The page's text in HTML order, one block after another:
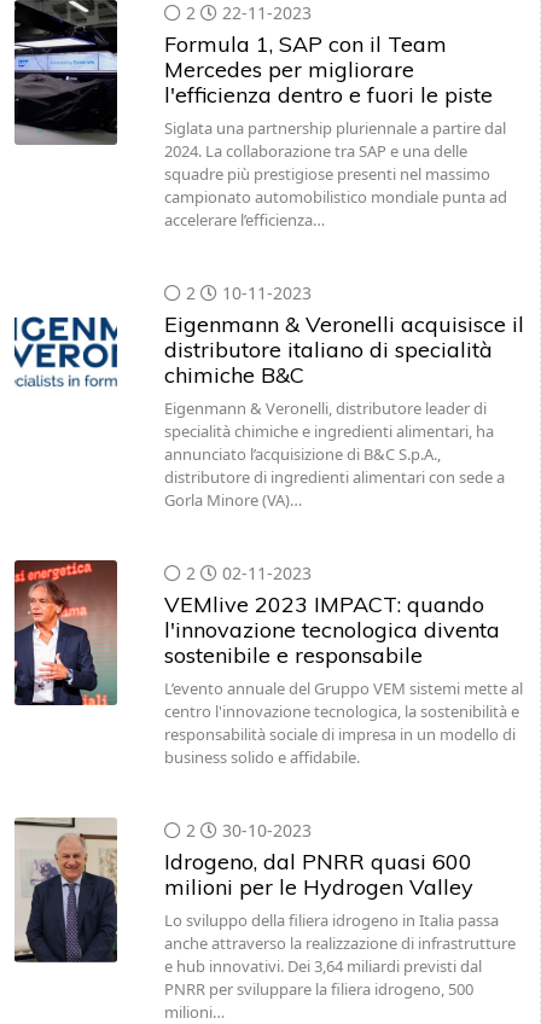
2 22-11-2023
Formula 1, SAP con il Team
Mercedes per migliorare
l'efficienza dentro e fuori le piste
Siglata una partnership pluriennale a partire dal
2024. La collaborazione tra SAP e una delle
squadre più prestigiose presenti nel massimo
campionato automobilistico mondiale punta ad
accelerare l’efficienza…
2 10-11-2023
Eigenmann & Veronelli acquisisce il
distributore italiano di specialità
chimiche B&C
Eigenmann & Veronelli, distributore leader di
specialità chimiche e ingredienti alimentari, ha
annunciato l’acquisizione di B&C S.p.A.,
distributore di ingredienti alimentari con sede a
Gorla Minore (VA)…
2 02-11-2023
VEMlive 2023 IMPACT: quando
l'innovazione tecnologica diventa
sostenibile e responsabile
L’evento annuale del Gruppo VEM sistemi mette al
centro l'innovazione tecnologica, la sostenibilità e
responsabilità sociale di impresa in un modello di
business solido e affidabile.
2 30-10-2023
Idrogeno, dal PNRR quasi 600
milioni per le Hydrogen Valley
Lo sviluppo della filiera idrogeno in Italia passa
anche attraverso la realizzazione di infrastrutture
e hub innovativi. Dei 3,64 miliardi previsti dal
PNRR per sviluppare la filiera idrogeno, 500
milioni…